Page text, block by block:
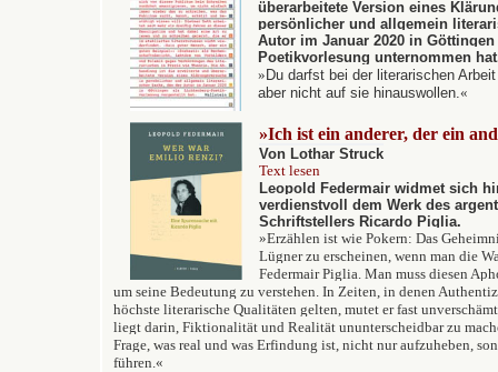
überarbeitete Version eines
persönlicher und allgemein
Autor im Januar 2020 in
Poetikvorlesung unternommen
» Du darfst bei der literarischen
aber nicht auf sie hinauswollen.«
»Ich ist ein anderer, der ein
Von Lothar Struck
Text lesen
Leopold Federmair widmet sich
verdienstvoll dem Werk des
Schriftstellers Ricardo Piglia.
»Erzählen ist wie Pokern: Das
Lügner zu erscheinen, wenn man die
Federmair Piglia. Man muss diesen
um seine Bedeutung zu verstehen. In Zeiten, in denen
höchste literarische Qualitäten gelten, mutet er fast
liegt darin, Fiktionalität und Realität ununterscheidbar zu
Frage, was real und was Erfindung ist, nicht nur aufzuheben,
führen.«